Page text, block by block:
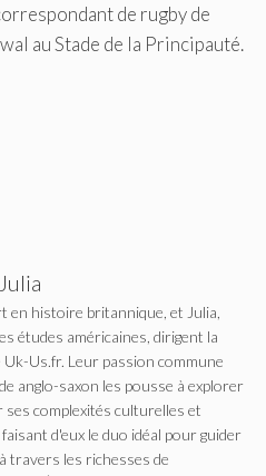
de rugby de
au Stade de la Principauté.
en histoire britannique, et Julia,
études américaines, dirigent la
Uk-Us.fr. Leur passion commune
anglo-saxon les pousse à explorer
ses complexités culturelles et
d'eux le duo idéal pour guider
travers les richesses de